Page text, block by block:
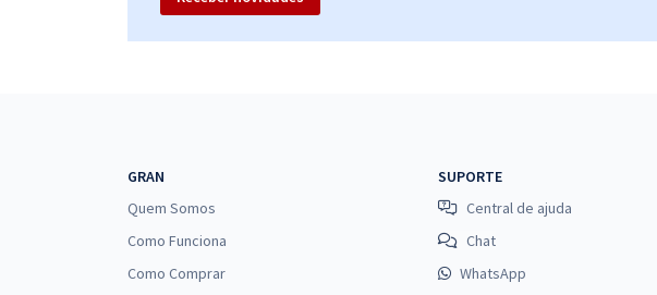
GRAN
Quem Somos
Como Funciona
Como Comprar
SUPORTE
Central de ajuda
Chat
WhatsApp